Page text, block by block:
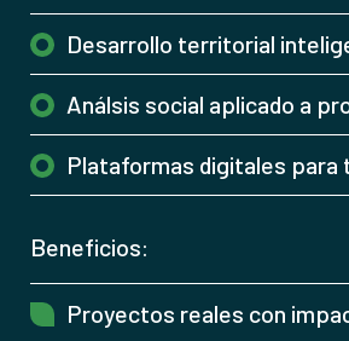
Desarrollo territorial
Análsis social aplicado a
Plataformas digitales para
Beneficios:
Proyectos reales con